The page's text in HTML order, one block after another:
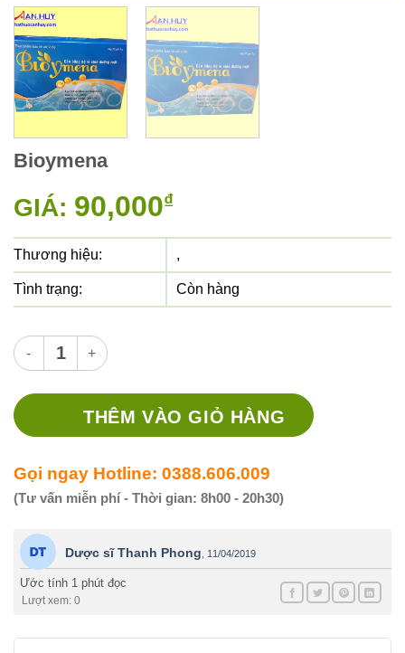
Bioymena
GIÁ: 90,000₫
Thương hiệu: ,
Tình trạng: Còn hàng
Bioymena số lượng
THÊM VÀO GIỎ HÀNG
Gọi ngay Hotline: 0388.606.009
(Tư vấn miễn phí - Thời gian: 8h00 - 20h30)
Dược sĩ Thanh Phong 11/04/2019
Ước tính 1 phút đọc
Lượt xem: 0